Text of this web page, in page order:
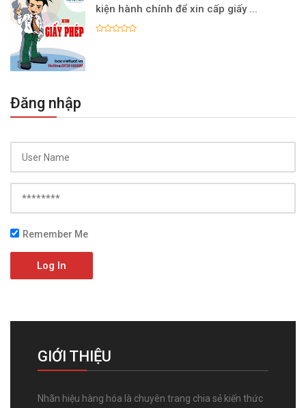
kiện hành chính để xin cấp giấy ...
Đăng nhập
Remember Me
Log In
GIỚI THIỆU
Nhãn hiệu hàng hóa là chuyên trang chia sẻ kiến thức